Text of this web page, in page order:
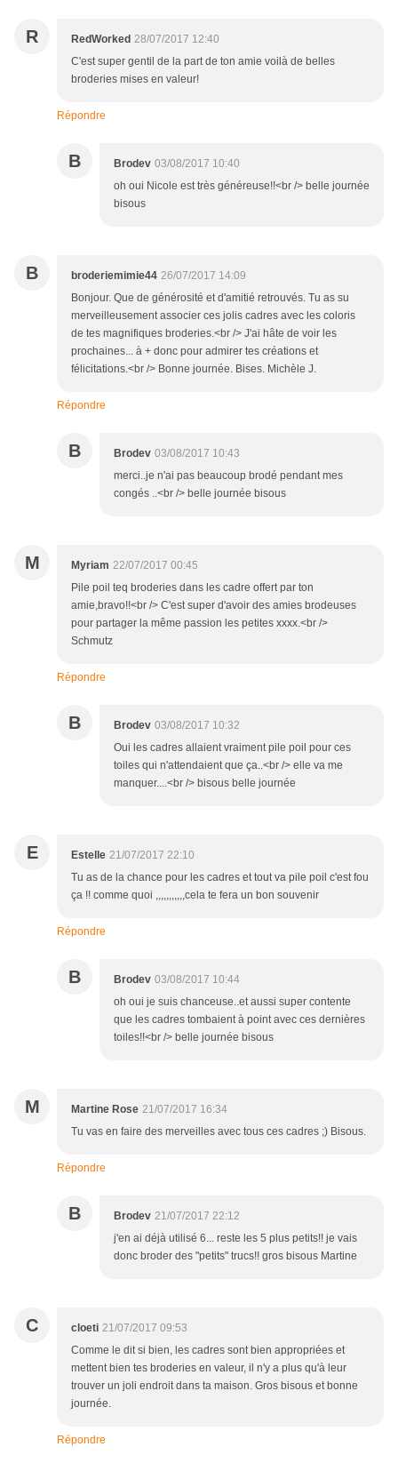
R RedWorked 28/07/2017 12:40
C'est super gentil de la part de ton amie voilà de belles
broderies mises en valeur!
Répondre
B Brodev 03/08/2017 10:40
oh oui Nicole est très généreuse!!<br /> belle journée
bisous
B broderiemimie44 26/07/2017 14:09
Bonjour. Que de générosité et d'amitié retrouvés. Tu as su
merveilleusement associer ces jolis cadres avec les coloris
de tes magnifiques broderies.<br /> J'ai hâte de voir les
prochaines... à + donc pour admirer tes créations et
félicitations.<br /> Bonne journée. Bises. Michèle J.
Répondre
B Brodev 03/08/2017 10:43
merci..je n'ai pas beaucoup brodé pendant mes
congés ..<br /> belle journée bisous
M Myriam 22/07/2017 00:45
Pile poil teq broderies dans les cadre offert par ton
amie,bravo!!<br /> C'est super d'avoir des amies brodeuses
pour partager la même passion les petites xxxx.<br />
Schmutz
Répondre
B Brodev 03/08/2017 10:32
Oui les cadres allaient vraiment pile poil pour ces
toiles qui n'attendaient que ça..<br /> elle va me
manquer....<br /> bisous belle journée
E Estelle 21/07/2017 22:10
Tu as de la chance pour les cadres et tout va pile poil c'est fou
ça !! comme quoi ,,,,,,,,,,,cela te fera un bon souvenir
Répondre
B Brodev 03/08/2017 10:44
oh oui je suis chanceuse..et aussi super contente
que les cadres tombaient à point avec ces dernières
toiles!!<br /> belle journée bisous
M Martine Rose 21/07/2017 16:34
Tu vas en faire des merveilles avec tous ces cadres ;) Bisous.
Répondre
B Brodev 21/07/2017 22:12
j'en ai déjà utilisé 6... reste les 5 plus petits!! je vais
donc broder des "petits" trucs!! gros bisous Martine
C cloeti 21/07/2017 09:53
Comme le dit si bien, les cadres sont bien appropriées et
mettent bien tes broderies en valeur, il n'y a plus qu'à leur
trouver un joli endroit dans ta maison. Gros bisous et bonne
journée.
Répondre